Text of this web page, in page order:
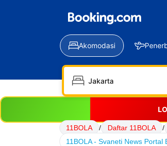
Akomodasi
11BOLA / Daftar 11BOLA /
11BOLA - Svaneti News